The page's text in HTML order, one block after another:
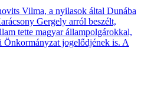
Vilma, a nyilasok által Dunába
Gergely arról beszélt,
tette magyar állampolgárokkal,
Önkormányzat jogelődjének is. A